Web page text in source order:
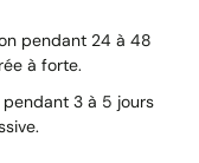
pendant 24 à 48
à forte.
3 à 5 jours